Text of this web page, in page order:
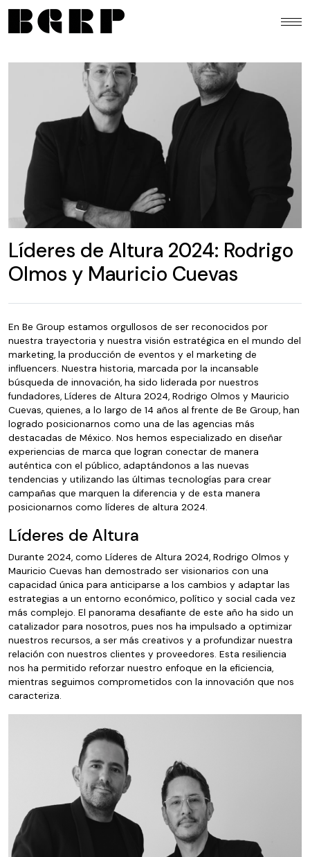
Líderes de Altura 2024: Rodrigo
Olmos y Mauricio Cuevas
En Be Group estamos orgullosos de ser reconocidos por
nuestra trayectoria y nuestra visión estratégica en el mundo del
marketing, la producción de eventos y el marketing de
influencers. Nuestra historia, marcada por la incansable
búsqueda de innovación, ha sido liderada por nuestros
fundadores, Líderes de Altura 2024, Rodrigo Olmos y Mauricio
Cuevas, quienes, a lo largo de 14 años al frente de Be Group, han
logrado posicionarnos como una de las agencias más
destacadas de México. Nos hemos especializado en diseñar
experiencias de marca que logran conectar de manera
auténtica con el público, adaptándonos a las nuevas
tendencias y utilizando las últimas tecnologías para crear
campañas que marquen la diferencia y de esta manera
posicionarnos como líderes de altura 2024.
Líderes de Altura
Durante 2024, como Líderes de Altura 2024, Rodrigo Olmos y
Mauricio Cuevas han demostrado ser visionarios con una
capacidad única para anticiparse a los cambios y adaptar las
estrategias a un entorno económico, político y social cada vez
más complejo. El panorama desafiante de este año ha sido un
catalizador para nosotros, pues nos ha impulsado a optimizar
nuestros recursos, a ser más creativos y a profundizar nuestra
relación con nuestros clientes y proveedores. Esta resiliencia
nos ha permitido reforzar nuestro enfoque en la eficiencia,
mientras seguimos comprometidos con la innovación que nos
caracteriza.